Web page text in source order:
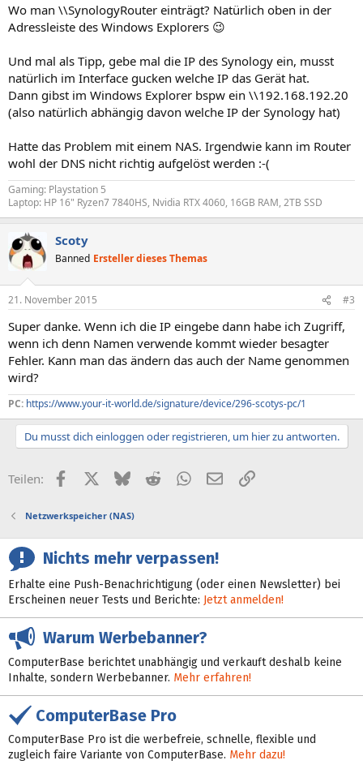
Wo man \\SynologyRouter einträgt? Natürlich oben in der
Adressleiste des Windows Explorers 😉
Und mal als Tipp, gebe mal die IP des Synology ein, musst
natürlich im Interface gucken welche IP das Gerät hat.
Dann gibst im Windows Explorer bspw ein \\192.168.192.20
(also natürlich abhängig davon welche IP der Synology hat)
Hatte das Problem mit einem NAS. Irgendwie kann im Router
wohl der DNS nicht richtig aufgelöst werden :-(
Gaming: Playstation 5
Laptop: HP 16" Ryzen7 7840HS, Nvidia RTX 4060, 16GB RAM, 2TB SSD
Scoty
Banned Ersteller dieses Themas
21. November 2015 #3
Super danke. Wenn ich die IP eingebe dann habe ich Zugriff,
wenn ich denn Namen verwende kommt wieder besagter
Fehler. Kann man das ändern das auch der Name genommen
wird?
PC: https://www.your-it-world.de/signature/device/296-scotys-pc/1
Du musst dich einloggen oder registrieren, um hier zu antworten.
Teilen: FacebookX (Twitter)
BlueskyRedditWhatsApp
E-MailLink
Netzwerkspeicher (NAS)
Nichts mehr verpassen!
Erhalte eine Push-Benachrichtigung (oder einen Newsletter) bei
Erscheinen neuer Tests und Berichte: Jetzt anmelden!
Warum Werbebanner?
ComputerBase berichtet unabhängig und verkauft deshalb keine
Inhalte, sondern Werbebanner. Mehr erfahren!
ComputerBase Pro
ComputerBase Pro ist die werbefreie, schnelle, flexible und
zugleich faire Variante von ComputerBase. Mehr dazu!